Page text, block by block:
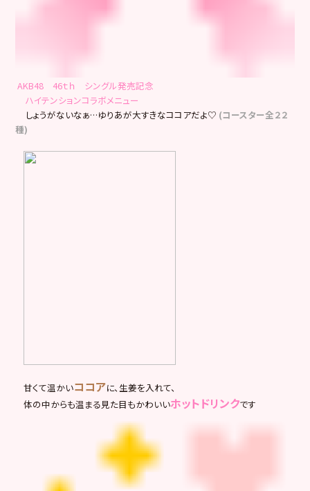
AKB48 46ｔｈ シングル発売記念
ハイテンションコラボメニュー
しょうがないなぁ…ゆりあが大すきなココアだよ♡ (コースター全２２
種)
甘くて温かいココアに、生姜を入れて、
体の中からも温まる見た目もかわいいホットドリンクです